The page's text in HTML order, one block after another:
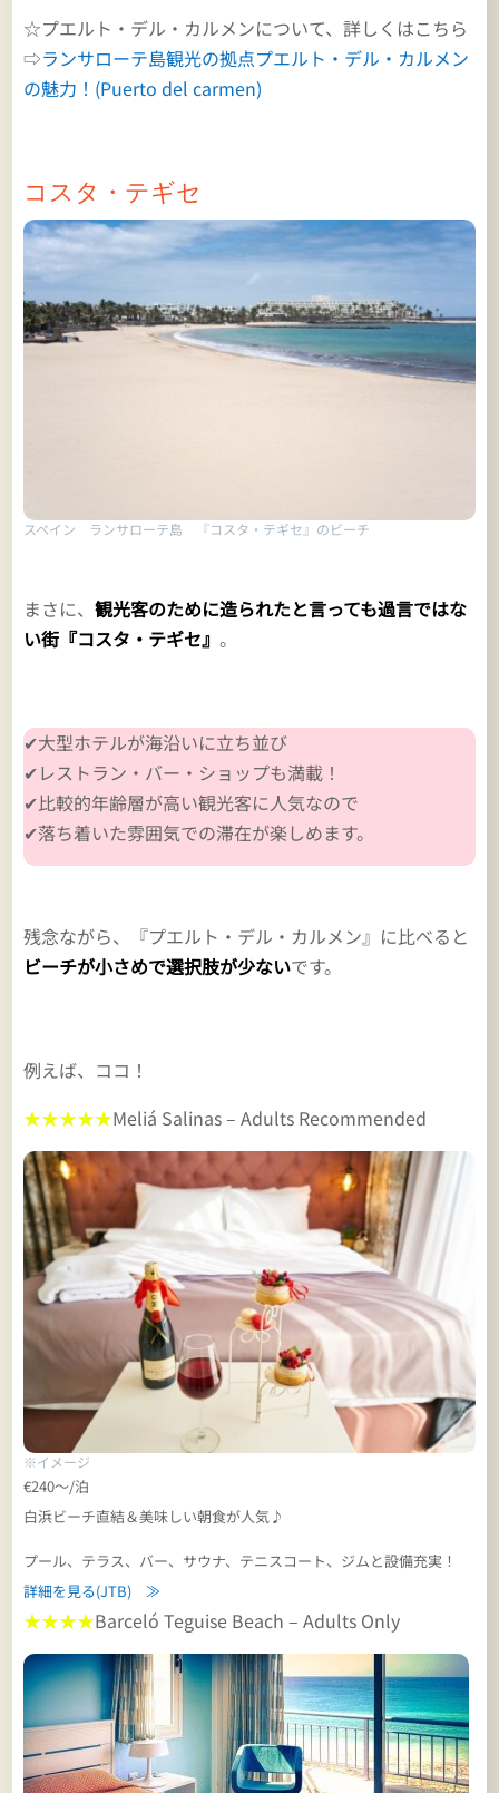
☆プエルト・デル・カルメンについて、詳しくはこちら
⇨ランサローテ島観光の拠点プエルト・デル・カルメン
の魅力！(Puerto del carmen)
コスタ・テギセ
スペイン ランサローテ島 『コスタ・テギセ』のビーチ
まさに、観光客のために造られたと言っても過言ではな
い街『コスタ・テギセ』。
✔大型ホテルが海沿いに立ち並び
✔レストラン・バー・ショップも満載！
✔比較的年齢層が高い観光客に人気なので
✔落ち着いた雰囲気での滞在が楽しめます。
残念ながら、『プエルト・デル・カルメン』に比べると
ビーチが小さめで選択肢が少ないです。
例えば、ココ！
★★★★★Meliá Salinas – Adults Recommended
※イメージ
€240～/泊
白浜ビーチ直結＆美味しい朝食が人気♪
プール、テラス、バー、サウナ、テニスコート、ジムと設備充実！
詳細を見る(JTB) ≫
★★★★Barceló Teguise Beach – Adults Only